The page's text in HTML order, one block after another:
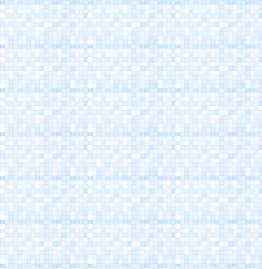
Porto Canale
Cesenatico
Museo della Marineria
Cesenatico
Casa Marino Moretti -
Cesenatico
EuroCamp Cesenatico
Spazio Pantani -
Museo Marco Pantani
Cesenatico